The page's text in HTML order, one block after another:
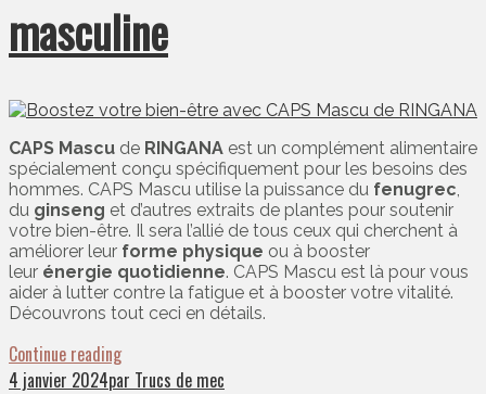
masculine
CAPS Mascu de RINGANA est un complément alimentaire
spécialement conçu spécifiquement pour les besoins des
hommes. CAPS Mascu utilise la puissance du fenugrec,
du ginseng et d’autres extraits de plantes pour soutenir
votre bien-être. Il sera l’allié de tous ceux qui cherchent à
améliorer leur forme physique ou à booster
leur énergie quotidienne. CAPS Mascu est là pour vous
aider à lutter contre la fatigue et à booster votre vitalité.
Découvrons tout ceci en détails.
Continue reading
4 janvier 2024par Trucs de mec